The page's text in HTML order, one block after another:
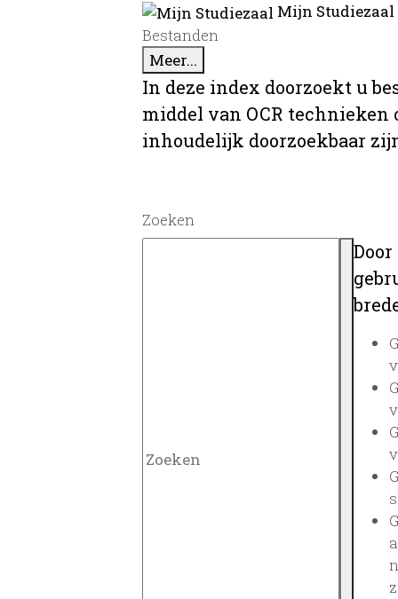
Mijn
Bestanden
Meer...
In deze index doorzoekt u
middel van OCR
inhoudelijk doorzoekbaar
Zoeken